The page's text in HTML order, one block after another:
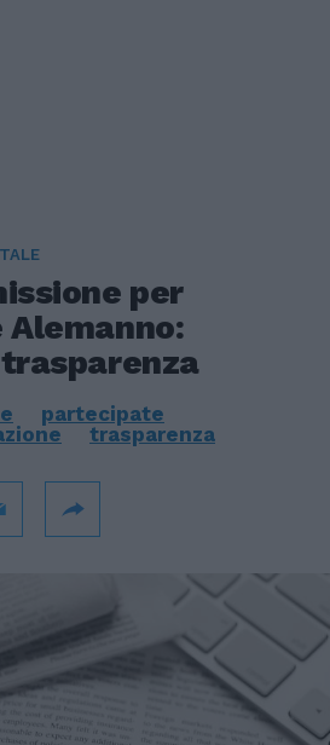
per
partecipate
trasparenza